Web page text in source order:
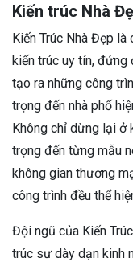
Kiến trúc Nhà
Kiến Trúc Nhà Đẹp
kiến trúc uy tín, đứng
tạo ra những công
trọng đến nhà phố
Không chỉ dừng lại ở
trọng đến từng mẫu
không gian thương
công trình đều thể
Đội ngũ của Kiến
trúc sư dày dạn kinh